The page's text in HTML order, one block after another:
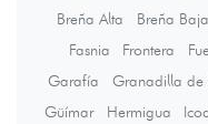
Breña Alta
Breña Baja
Fasnia
Frontera
Garafía
Granadilla de
Güímar
Hermigua